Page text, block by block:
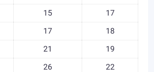
15
17
17
18
21
19
26
22